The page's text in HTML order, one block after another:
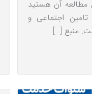
مطالعه آن هستید
اجتماعی و
منبع […]